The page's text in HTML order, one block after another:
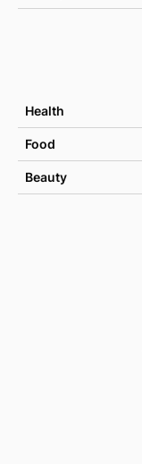
Health
Food
Beauty